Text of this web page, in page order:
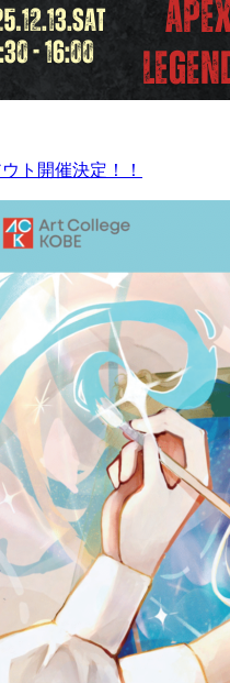
ト開催決定！！